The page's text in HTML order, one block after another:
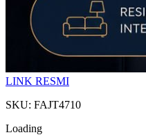
LINK RESMI
SKU: FAJT4710
Loading